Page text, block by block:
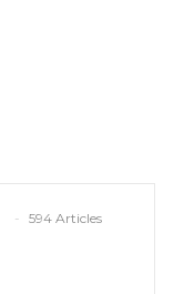
594 Articles